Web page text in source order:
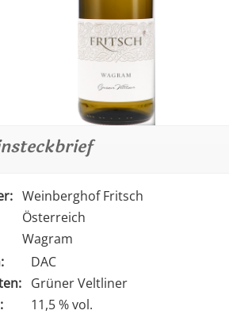
Weinberghof Fritsch
Österreich
Wagram
DAC
Grüner Veltliner
11,5 % vol.